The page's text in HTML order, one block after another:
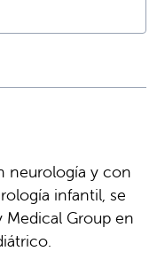
neurología y con
infantil, se
Medical Group en